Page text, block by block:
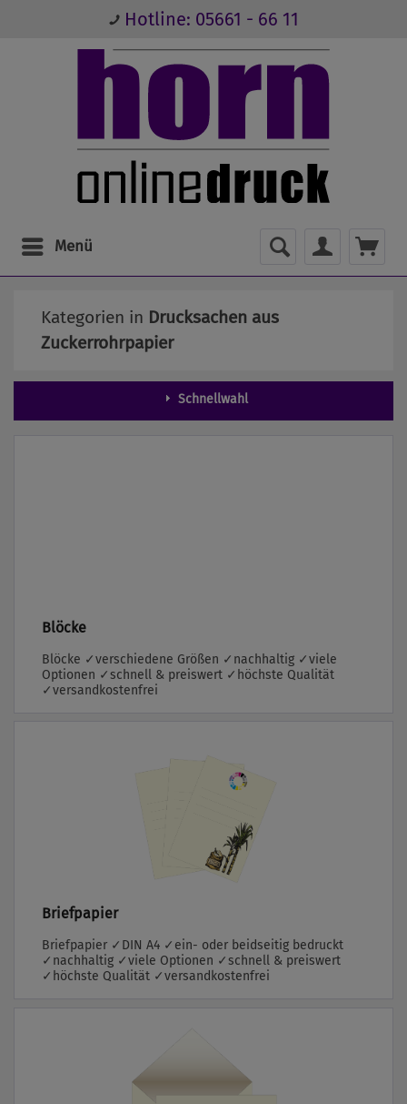
Hotline: 05661 - 66 11
Menü
Kategorien in Drucksachen aus
Zuckerrohrpapier
Schnellwahl
Blöcke
Blöcke ✓verschiedene Größen ✓nachhaltig ✓viele
Optionen ✓schnell & preiswert ✓höchste Qualität
✓versandkostenfrei
Briefpapier
Briefpapier ✓DIN A4 ✓ein- oder beidseitig bedruckt
✓nachhaltig ✓viele Optionen ✓schnell & preiswert
✓höchste Qualität ✓versandkostenfrei